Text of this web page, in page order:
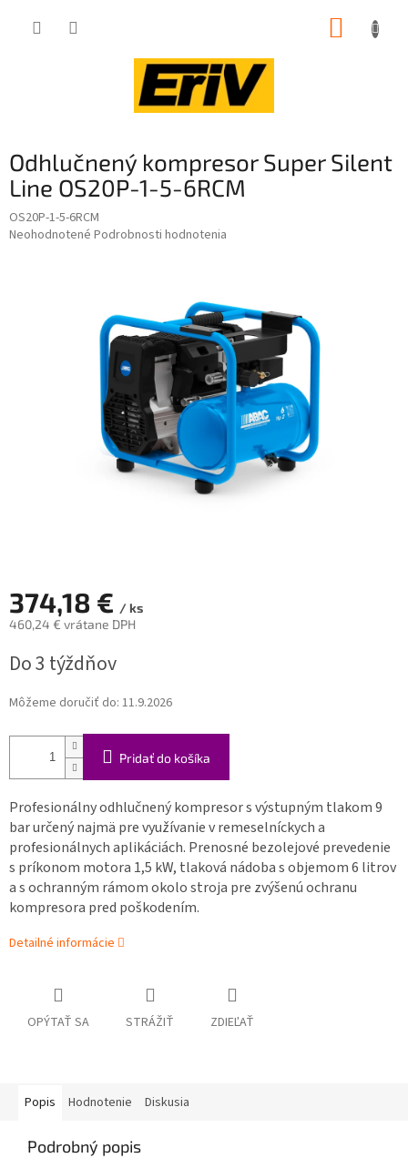
Odhlučnený kompresor Super Silent
Line OS20P-1-5-6RCM
OS20P-1-5-6RCM
Priemerné
Neohodnotené Podrobnosti hodnotenia
374,18 € / ks
460,24 € vrátane DPH
cena:
Do 3 týždňov
Môžeme doručiť do: 11.9.2026
Pridať do košíka
Profesionálny odhlučnený kompresor s výstupným tlakom 9
bar určený najmä pre využívanie v remeselníckych a
profesionálnych aplikáciách. Prenosné bezolejové prevedenie
s príkonom motora 1,5 kW, tlaková nádoba s objemom 6 litrov
a s ochranným rámom okolo stroja pre zvýšenú ochranu
kompresora pred poškodením.
Detailné informácie
OPÝTAŤ SA STRÁŽIŤ ZDIEĽAŤ
Popis Hodnotenie Diskusia
Podrobný popis